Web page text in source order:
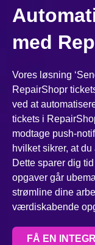
med
Vores løsning
RepairShopr
ved at
tickets i
modtage push-
hvilket sikrer, at
Dette sparer dig
opgaver går
strømline dine
værdiskabende
FÅ EN